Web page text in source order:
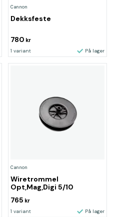
Cannon
Dekksfeste
780 kr
1 variant På lager
Cannon
Wiretrommel
Opt,Mag,Digi 5/10
765 kr
1 variant På lager